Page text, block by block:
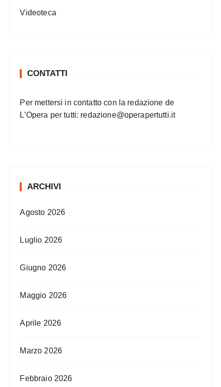
Videoteca
CONTATTI
Per mettersi in contatto con la redazione de
L’Opera per tutti: redazione@operapertutti.it
ARCHIVI
Agosto 2026
Luglio 2026
Giugno 2026
Maggio 2026
Aprile 2026
Marzo 2026
Febbraio 2026